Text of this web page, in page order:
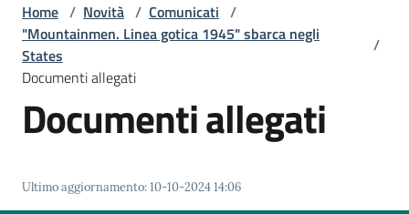
Amministrazione
Novità
Menu selezionato
Home / Novità / Comunicati /
"Mountainmen. Linea gotica 1945" sbarca negli
States
/
Documenti allegati
Documenti allegati
Ultimo aggiornamento:10-10-2024 14:06